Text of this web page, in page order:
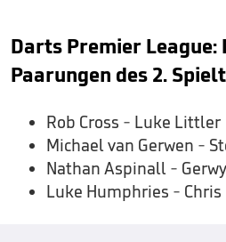
Darts Premier
Paarungen des 2.
Rob Cross - Luke Littler
Michael van Gerwen -
Nathan Aspinall -
Luke Humphries - Chris